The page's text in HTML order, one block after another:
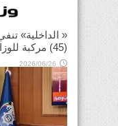
« الداخلية»
(45) مركبة للوزارة من إحدى الدول
2026/06/26